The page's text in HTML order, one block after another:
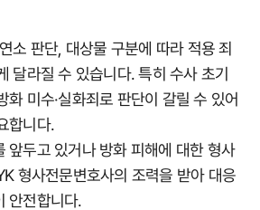
소 판단, 대상물 구분에 따라 적용 죄
달라질 수 있습니다. 특히 수사 초기
화 미수·실화죄로 판단이 갈릴 수 있어
합니다.
앞두고 있거나 방화 피해에 대한 형사
형사전문변호사의 조력을 받아 대응
안전합니다.